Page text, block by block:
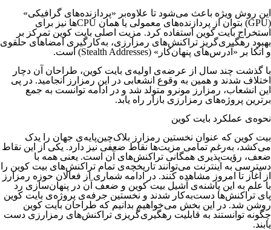
این روش ویژه باعث می‌شود تا علاوه‌بر «پردازنده‌های گرافیکی»
(GPU) بتوان از پردازنده‌های معمولی یا همان CPUها نیز برای
استخراج بایت کوین استفاده کرد. مزیت اصلی بایت کوین تمرکز بر
بهبود رهگیری‌گریز تراکنش‌های رمزارزی، به‌کارگیری امضاهای حلقوی
و اتکا بر «آدرس‌های پنهان‌کار» (Stealth Addresses) است.
با گذشت چند سال از عرضه‌ی اولیه‌ی بایت کوین، طراحان آن دچار
اختلاف شدند و همین به وقوع انشعابی در این رمزارز انجامید. در پی
این انشعاب، رمزارز مونرو متولد شد و در ادامه توانست به جمع
برترین پروژه‌های رمزارزی بازار راه یابد.
نحوه‌ی عملکرد بایت کوین
بیت کوین که عنوان نخستین رمزارز بلاک‌چین‌پایه‌ی جهان را یدک
می‌کشد، به‌رغم تمامی مزیت‌ها نقاط ضعفی نیز دارد. یکی از این نقاط
ضعف، رؤیت‌پذیری همگانی تراکنش‌های آن است. یعنی همه با
دسترسی به اینترنت می‌توانند تاریخچه‌ی تمام تراکنش‌های بیت کوین را
از آغاز تا امروز مشاهده کنند. در ادامه شماری از فعالان حوزه رمزارز
با علم به این پاشنه‌ی آشیل بیت کوین و ضعف آن در پنهان‌سازی رد
پای تراکنش‌ها دست‌به‌کار شدند و نخستین جرفه‌ی پروژه‌ی بایت کوین
روشن شد. در این بخش می‌خواهیم بدانیم که طراحان بایت کوین
چگونه توانستند به قابلیت رهگیری‌گریزی تراکنش‌های رمزارزی دست
یابند.